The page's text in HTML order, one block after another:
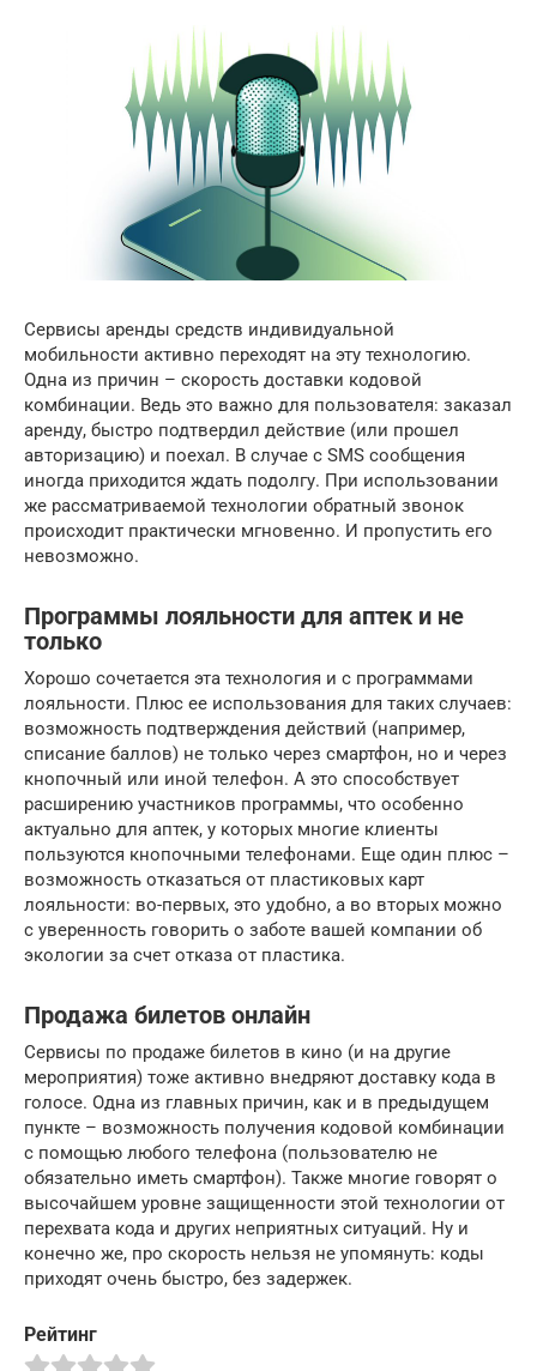
Сервисы аренды средств индивидуальной
мобильности активно переходят на эту технологию.
Одна из причин – скорость доставки кодовой
комбинации. Ведь это важно для пользователя: заказал
аренду, быстро подтвердил действие (или прошел
авторизацию) и поехал. В случае с SMS сообщения
иногда приходится ждать подолгу. При использовании
же рассматриваемой технологии обратный звонок
происходит практически мгновенно. И пропустить его
невозможно.
Программы лояльности для аптек и не
только
Хорошо сочетается эта технология и с программами
лояльности. Плюс ее использования для таких случаев:
возможность подтверждения действий (например,
списание баллов) не только через смартфон, но и через
кнопочный или иной телефон. А это способствует
расширению участников программы, что особенно
актуально для аптек, у которых многие клиенты
пользуются кнопочными телефонами. Еще один плюс –
возможность отказаться от пластиковых карт
лояльности: во-первых, это удобно, а во вторых можно
с уверенность говорить о заботе вашей компании об
экологии за счет отказа от пластика.
Продажа билетов онлайн
Сервисы по продаже билетов в кино (и на другие
мероприятия) тоже активно внедряют доставку кода в
голосе. Одна из главных причин, как и в предыдущем
пункте – возможность получения кодовой комбинации
с помощью любого телефона (пользователю не
обязательно иметь смартфон). Также многие говорят о
высочайшем уровне защищенности этой технологии от
перехвата кода и других неприятных ситуаций. Ну и
конечно же, про скорость нельзя не упомянуть: коды
приходят очень быстро, без задержек.
Рейтинг